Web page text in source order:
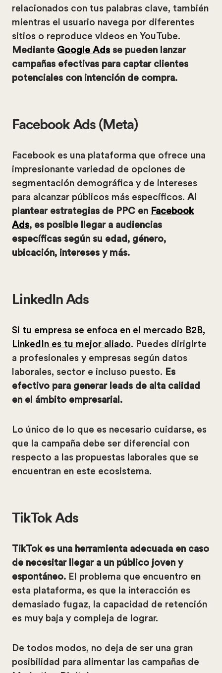
relacionados con tus palabras clave, también
mientras el usuario navega por diferentes
sitios o reproduce videos en YouTube.
Mediante Google Ads se pueden lanzar
campañas efectivas para captar clientes
potenciales con intención de compra.
Facebook Ads (Meta)
Facebook es una plataforma que ofrece una
impresionante variedad de opciones de
segmentación demográfica y de intereses
para alcanzar públicos más específicos. Al
plantear estrategias de PPC en Facebook
Ads, es posible llegar a audiencias
específicas según su edad, género,
ubicación, intereses y más.
LinkedIn Ads
Si tu empresa se enfoca en el mercado B2B,
LinkedIn es tu mejor aliado. Puedes dirigirte
a profesionales y empresas según datos
laborales, sector e incluso puesto. Es
efectivo para generar leads de alta calidad
en el ámbito empresarial.
Lo único de lo que es necesario cuidarse, es
que la campaña debe ser diferencial con
respecto a las propuestas laborales que se
encuentran en este ecosistema.
TikTok Ads
TikTok es una herramienta adecuada en caso
de necesitar llegar a un público joven y
espontáneo. El problema que encuentro en
esta plataforma, es que la interacción es
demasiado fugaz, la capacidad de retención
es muy baja y compleja de lograr.
De todos modos, no deja de ser una gran
posibilidad para alimentar las campañas de